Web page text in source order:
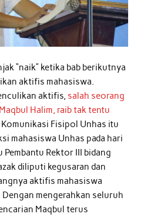
“naik” ketika bab berikutnya
aktifis mahasiswa.
aktifis, salah seorang
Halim, raib tak tentu
Fisipol Unhas itu
mahasiswa Unhas pada hari
Pembantu Rektor III bidang
diliputi kegusaran dan
aktifis mahasiswa
mengerahkan seluruh
Maqbul terus